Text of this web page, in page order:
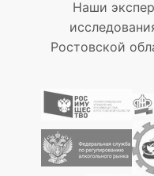
Наши
Ростовской